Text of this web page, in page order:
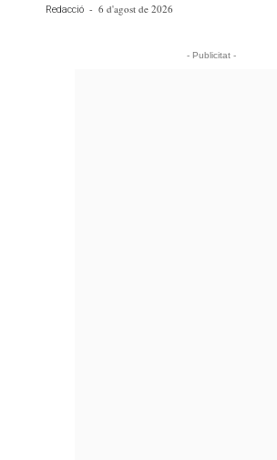
Redacció - 6 d'agost de 2026
- Publicitat -